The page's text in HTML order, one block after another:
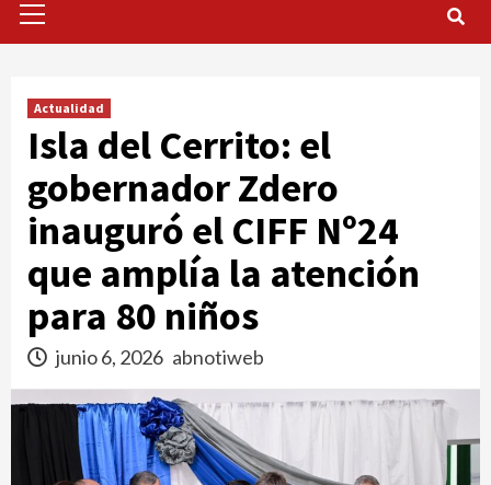
Menu
Actualidad
Isla del Cerrito: el
gobernador Zdero
inauguró el CIFF Nº24
que amplía la atención
para 80 niños
junio 6, 2026 abnotiweb